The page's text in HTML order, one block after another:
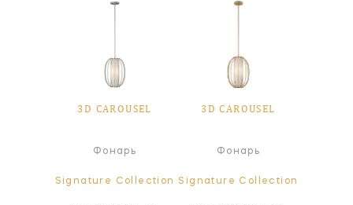
3D CAROUSEL
Фонарь
Signature Collection
3D CAROUSEL
Фонарь
Signature Collection